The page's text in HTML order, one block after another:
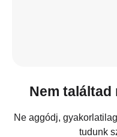
Nem találtad
Ne aggódj,
tudunk